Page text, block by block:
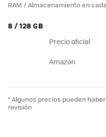
RAM / Almacenamiento en
8 / 128 GB
Precio oficial
Amazon
* Algunos precios pueden
revisión